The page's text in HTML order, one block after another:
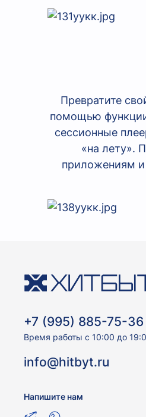
Превратите
помощью
сессионные
«на лету».
приложениям и
+7 (995) 885-75-36
Время работы с 10:00 до
info@hitbyt.ru
Напишите нам